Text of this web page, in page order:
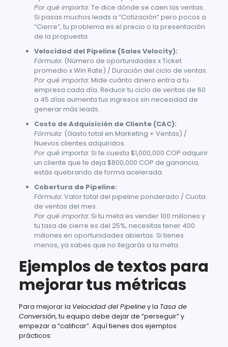
Por qué importa: Te dice dónde se caen las ventas.
Si pasas muchos leads a “Cotización” pero pocos a
“Cierre”, tu problema es el precio o la presentación
de la propuesta.
Velocidad del Pipeline (Sales Velocity):
Fórmula: (Número de oportunidades x Ticket
promedio x Win Rate) / Duración del ciclo de ventas.
Por qué importa: Mide cuánto dinero entra a tu
empresa cada día. Reducir tu ciclo de ventas de 60
a 45 días aumenta tus ingresos sin necesidad de
generar más leads.
Costo de Adquisición de Cliente (CAC):
Fórmula: (Gasto total en Marketing + Ventas) /
Nuevos clientes adquiridos.
Por qué importa: Si te cuesta $1,000,000 COP adquirir
un cliente que te deja $800,000 COP de ganancia,
estás quebrando de forma acelerada.
Cobertura de Pipeline:
Fórmula: Valor total del pipeline ponderado / Cuota
de ventas del mes.
Por qué importa: Si tu meta es vender 100 millones y
tu tasa de cierre es del 25%, necesitas tener 400
millones en oportunidades abiertas. Si tienes
menos, ya sabes que no llegarás a la meta.
Ejemplos de textos para
mejorar tus métricas
Para mejorar la Velocidad del Pipeliney la Tasa de
Conversión, tu equipo debe dejar de “perseguir” y
empezar a “calificar”. Aquí tienes dos ejemplos
prácticos: